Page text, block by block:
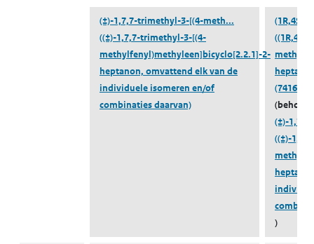
(±)-1,7,7-trimethyl-3-[(4-meth...
((±)-1,7,7-trimethyl-3-[(4-
methylfenyl)methyleen]bicyclo[2.2.1]-2-
heptanon, omvattend elk van de
individuele isomeren en/of
combinaties daarvan)
(1R,4S)-
(741687-
(±)-
((±)-
)